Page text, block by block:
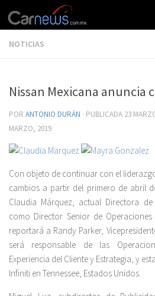
NOTICIAS
Nissan Mexicana anuncia
POR ANTONIO DURÁN · PUBLICADA 23
MARZO, 2019
Con objeto de continuar con el
cambios a partir del primero de abril
Claudia Márquez, actual Directora
como Director Senior de
reportará a Randy Parker,
será responsable de las
Experiencia del Cliente y Estrategia, y
Infiniti en Tennessee, Estados Unidos.